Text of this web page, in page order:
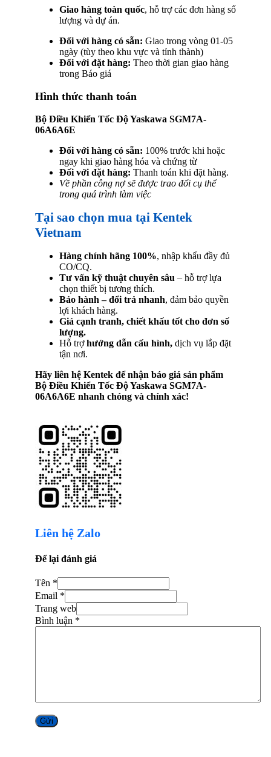
Giao hàng toàn quốc, hỗ trợ các đơn hàng số
lượng và dự án.
Đối với hàng có sẵn: Giao trong vòng 01-05
ngày (tùy theo khu vực và tỉnh thành)
Đối với đặt hàng: Theo thời gian giao hàng
trong Báo giá
Hình thức thanh toán
Bộ Điều Khiển Tốc Độ Yaskawa SGM7A-
06A6A6E
Đối với hàng có sẵn: 100% trước khi hoặc
ngay khi giao hàng hóa và chứng từ
Đối với đặt hàng: Thanh toán khi đặt hàng.
Về phần công nợ sẽ được trao đổi cụ thể
trong quá trình làm việc
Tại sao chọn mua tại Kentek
Vietnam
Hàng chính hãng 100%, nhập khẩu đầy đủ
CO/CQ.
Tư vấn kỹ thuật chuyên sâu – hỗ trợ lựa
chọn thiết bị tương thích.
Bảo hành – đổi trả nhanh, đảm bảo quyền
lợi khách hàng.
Giá cạnh tranh, chiết khấu tốt cho đơn số
lượng.
Hỗ trợhướng dẫn cấu hình, dịch vụ lắp đặt
tận nơi.
Hãy liên hệ Kentek để nhận báo giá sản phẩm
Bộ Điều Khiển Tốc Độ Yaskawa SGM7A-
06A6A6E nhanh chóng và chính xác!
Liên hệ Zalo
Để lại đánh giá
Tên *
Email *
Trang web
Bình luận *